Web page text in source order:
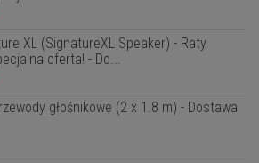
XL (SignatureXL Speaker) - Raty
oferta! - Do...
głośnikowe (2 x 1.8 m) - Dostawa